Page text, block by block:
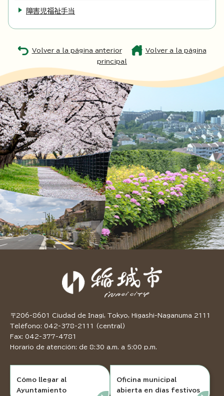
障害児福祉手当
Volver a la página anterior
Volver a la página
principal
〒206-8601 Ciudad de Inagi, Tokyo, Higashi-Naganuma 2111
Teléfono: 042-378-2111 (central)
Fax: 042-377-4781
Horario de atención: de 8:30 a.m. a 5:00 p.m.
Cómo llegar al
Ayuntamiento
Oficina municipal
abierta en días festivos